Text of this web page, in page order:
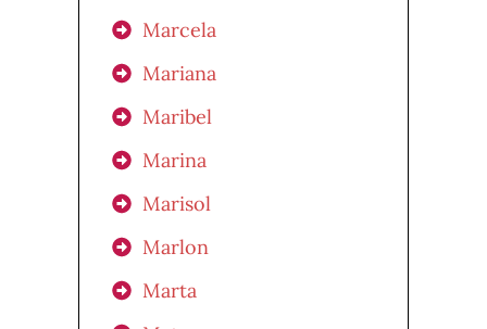
Marcela
Mariana
Maribel
Marina
Marisol
Marlon
Marta